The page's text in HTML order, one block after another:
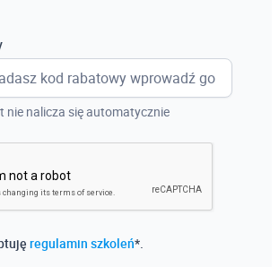
nie nalicza się automatycznie
regulamin szkoleń*.